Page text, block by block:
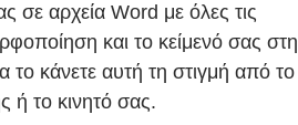
σε αρχεία Word με όλες τις
και το κείμενό σας στη
το κάνετε αυτή τη στιγμή από το
ή το κινητό σας.